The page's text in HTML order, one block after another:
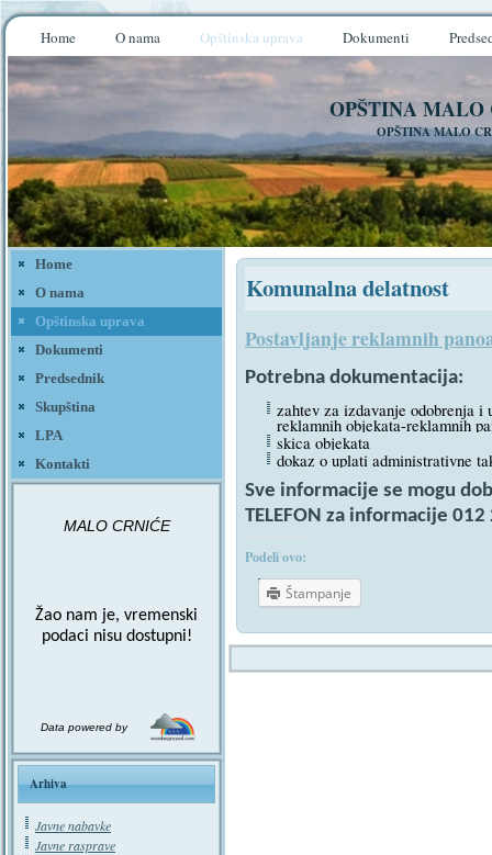
Home O nama Opštinska uprava Dokumenti
OPŠTINA MALO
OPŠTINA MALO
Home
O nama
Opštinska uprava
Dokumenti
Predsednik
Skupština
LPA
Kontakti
MALO CRNIĆE
Žao nam je, vremenski
podaci nisu dostupni!
Data powered by
Arhiva
Javne nabavke
Javne rasprave
Komunalna delatnost
Postavljanje reklamnih
Potrebna dokumentacija:
zahtev za izdavanje odobrenja i
reklamnih objekata-reklamnih
skica objekata
dokaz o uplati administrativne
Sve informacije se mogu
TELEFON za informacije 012
Podeli ovo:
Štampanje